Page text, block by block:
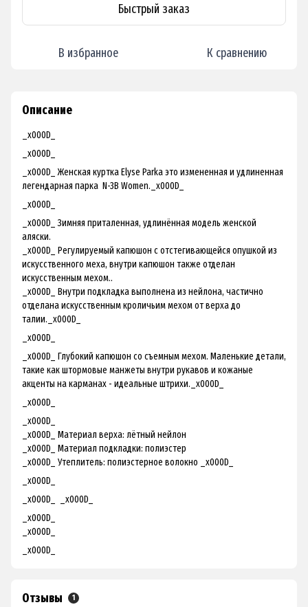
Быстрый заказ
В избранное К сравнению
Описание
_x000D_
_x000D_
_x000D_ Женская куртка Elyse Parka это измененная и удлиненная
легендарная парка N-3B Women._x000D_
_x000D_
_x000D_ Зимняя приталенная, удлинённая модель женской
аляски.
_x000D_ Регулируемый капюшон с отстегивающейся опушкой из
искусственного меха, внутри капюшон также отделан
искусственным мехом..
_x000D_ Внутри подкладка выполнена из нейлона, частично
отделана искусственным кроличьим мехом от верха до
талии._x000D_
_x000D_
_x000D_ Глубокий капюшон со съемным мехом. Маленькие детали,
такие как штормовые манжеты внутри рукавов и кожаные
акценты на карманах - идеальные штрихи._x000D_
_x000D_
_x000D_
_x000D_ Материал верха: лётный нейлон
_x000D_ Материал подкладки: полиэстер
_x000D_ Утеплитель: полиэстерное волокно _x000D_
_x000D_
_x000D_ _x000D_
_x000D_
_x000D_
_x000D_
Отзывы 1